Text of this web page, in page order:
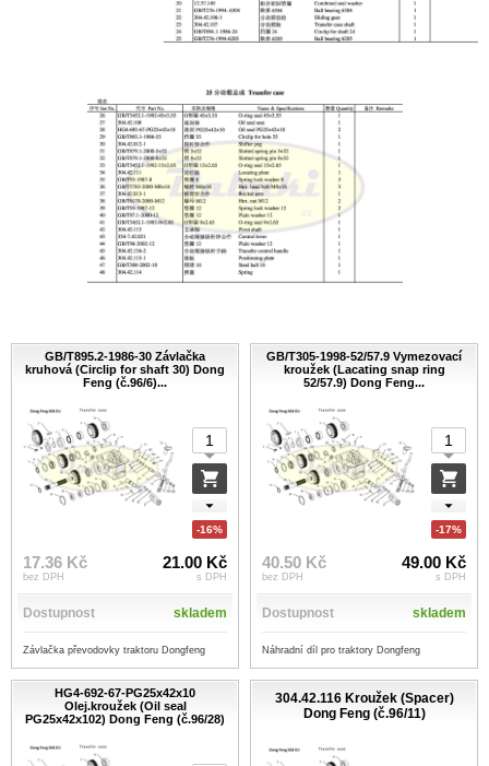
GB/T895.2-1986-30 Závlačka
kruhová (Circlip for shaft 30) Dong
Feng (č.96/6)...
-16%
17.36 Kč
bez DPH
21.00 Kč
s DPH
Dostupnost skladem
Závlačka převodovky traktoru Dongfeng
GB/T305-1998-52/57.9 Vymezovací
kroužek (Lacating snap ring
52/57.9) Dong Feng...
-17%
40.50 Kč
bez DPH
49.00 Kč
s DPH
Dostupnost skladem
Náhradní díl pro traktory Dongfeng
HG4-692-67-PG25x42x10
Olej.kroužek (Oil seal
PG25x42x102) Dong Feng (č.96/28)
304.42.116 Kroužek (Spacer)
Dong Feng (č.96/11)